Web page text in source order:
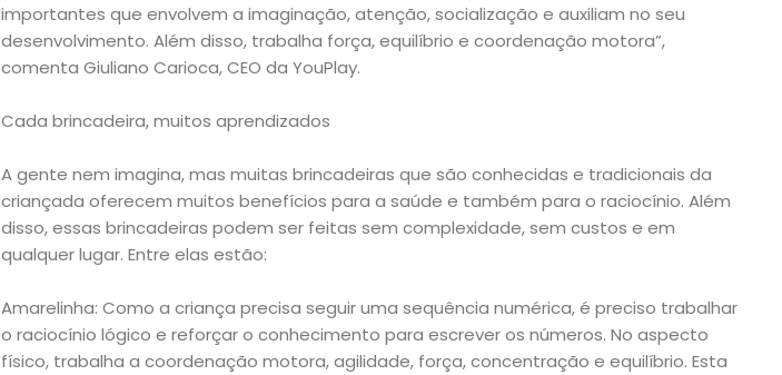
Início
Academia
Beleza
Bora
lá!
Casa
importantes que envolvem a imaginação, atenção, socialização e auxiliam no seu
desenvolvimento. Além disso, trabalha força, equilíbrio e coordenação motora”,
comenta Giuliano Carioca, CEO da YouPlay.
Cada brincadeira, muitos aprendizados
A gente nem imagina, mas muitas brincadeiras que são conhecidas e tradicionais da
criançada oferecem muitos benefícios para a saúde e também para o raciocínio. Além
disso, essas brincadeiras podem ser feitas sem complexidade, sem custos e em
qualquer lugar. Entre elas estão:
Amarelinha: Como a criança precisa seguir uma sequência numérica, é preciso trabalhar
o raciocínio lógico e reforçar o conhecimento para escrever os números. No aspecto
físico, trabalha a coordenação motora, agilidade, força, concentração e equilíbrio. Esta